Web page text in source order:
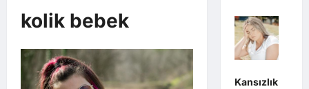
kolik bebek
Kansızlık